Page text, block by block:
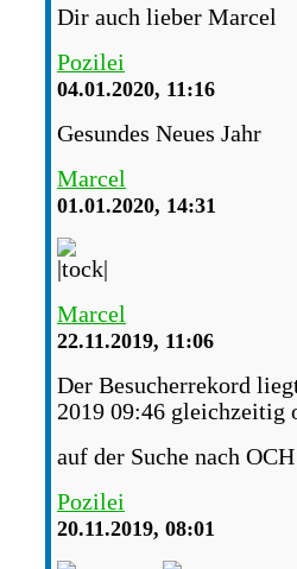
Dir auch lieber Marcel
Pozilei
04.01.2020, 11:16
Gesundes Neues Jahr
Marcel
01.01.2020, 14:31
Marcel
22.11.2019, 11:06
Der Besucherrekord
2019 09:46 gleichzeitig
auf der Suche nach
Pozilei
20.11.2019, 08:01